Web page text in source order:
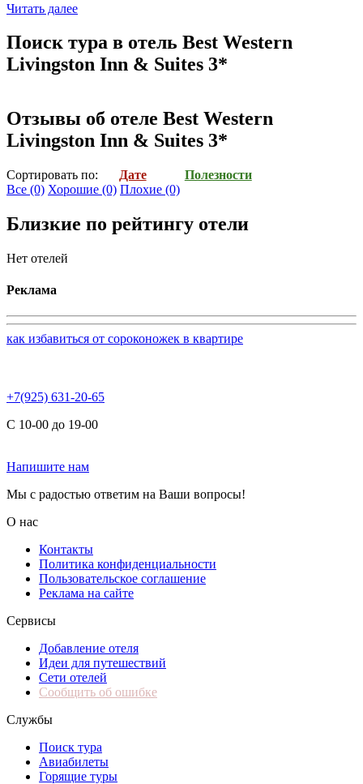
Читать далее
Поиск тура в отель Best Western
Livingston Inn & Suites 3*
Отзывы об отеле Best Western
Livingston Inn & Suites 3*
Cортировать по: Дате
Полезности
Все (0) Хорошие (0) Плохие (0)
Близкие по рейтингу отели
Нет отелей
Реклама
как избавиться от сороконожек в квартире
+7(925) 631-20-65
С 10-00 до 19-00
Напишите нам
Мы с радостью ответим на Ваши вопросы!
О нас
Контакты
Политика конфиденциальности
Пользовательское соглашение
Реклама на сайте
Сервисы
Добавление отеля
Идеи для путешествий
Сети отелей
Сообщить об ошибке
Службы
Поиск тура
Авиабилеты
Горящие туры